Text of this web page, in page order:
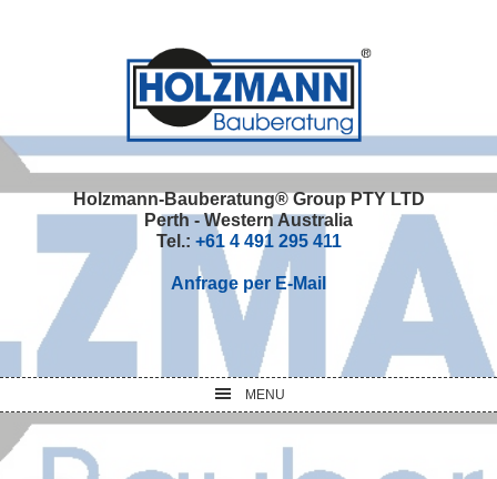
Holzmann-Bauberatung® Group PTY LTD
Perth - Western Australia
Tel.: +61 4 491 295 411
Anfrage per E-Mail
MENU